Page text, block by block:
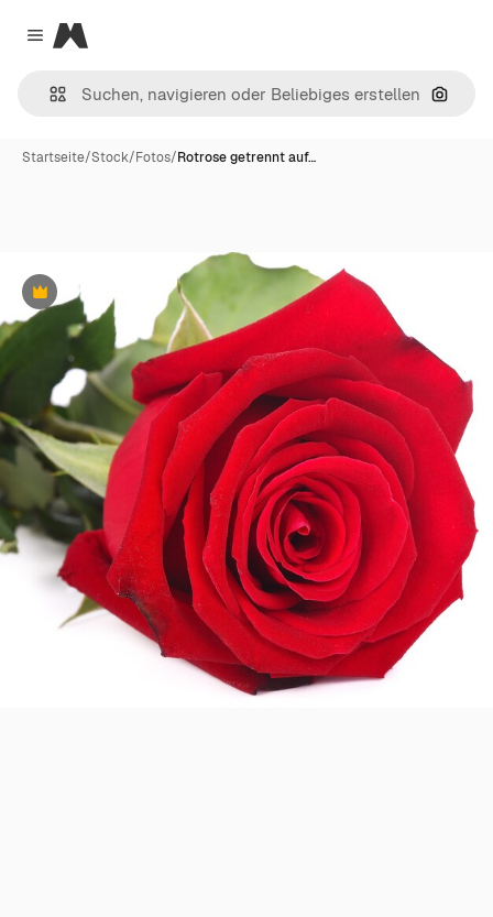
Close menu
Magnific
Nach
Startseite/Stock/Fotos/Rotrose getrennt auf…
Premium